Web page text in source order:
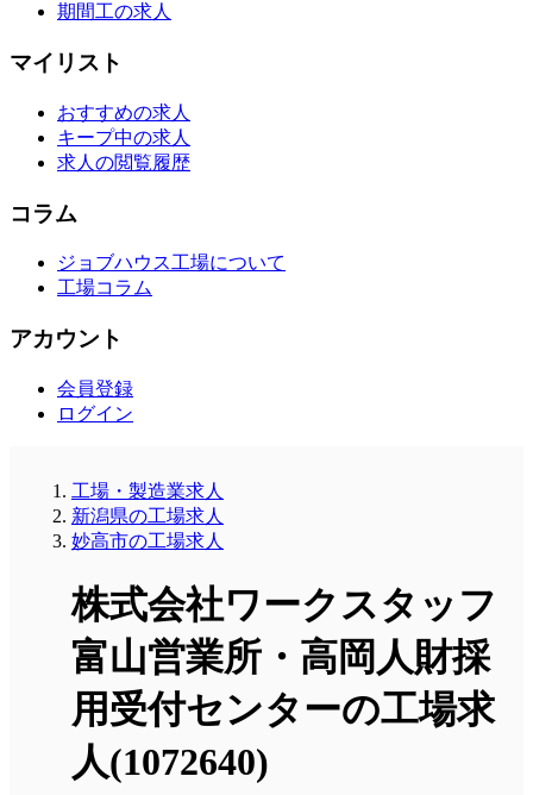
期間工の求人
マイリスト
おすすめの求人
キープ中の求人
求人の閲覧履歴
コラム
ジョブハウス工場について
工場コラム
アカウント
会員登録
ログイン
工場・製造業求人
新潟県の工場求人
妙高市の工場求人
株式会社ワークスタッフ
富山営業所・高岡人財採
用受付センターの工場求
人(1072640)